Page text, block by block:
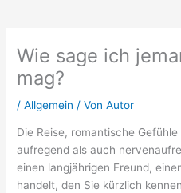
Wie sage ich
mag?
/Allgemein / VonAutor
Die Reise, romantische
aufregend als auch
einen langjährigen Freund,
handelt, den Sie kürzlich